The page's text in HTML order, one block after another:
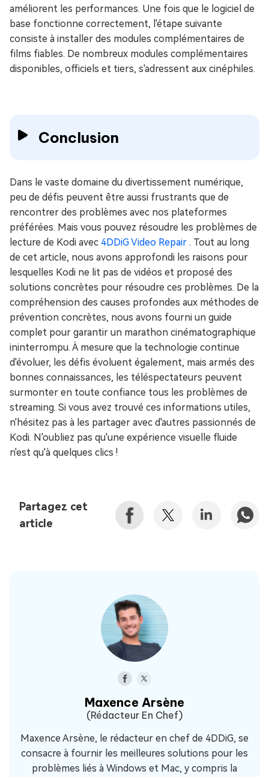
améliorent les performances. Une fois que le logiciel de
base fonctionne correctement, l'étape suivante
consiste à installer des modules complémentaires de
films fiables. De nombreux modules complémentaires
disponibles, officiels et tiers, s'adressent aux cinéphiles.
Conclusion
Dans le vaste domaine du divertissement numérique,
peu de défis peuvent être aussi frustrants que de
rencontrer des problèmes avec nos plateformes
préférées. Mais vous pouvez résoudre les problèmes de
lecture de Kodi avec 4DDiG Video Repair . Tout au long
de cet article, nous avons approfondi les raisons pour
lesquelles Kodi ne lit pas de vidéos et proposé des
solutions concrètes pour résoudre ces problèmes. De la
compréhension des causes profondes aux méthodes de
prévention concrètes, nous avons fourni un guide
complet pour garantir un marathon cinématographique
ininterrompu. À mesure que la technologie continue
d'évoluer, les défis évoluent également, mais armés des
bonnes connaissances, les téléspectateurs peuvent
surmonter en toute confiance tous les problèmes de
streaming. Si vous avez trouvé ces informations utiles,
n'hésitez pas à les partager avec d'autres passionnés de
Kodi. N'oubliez pas qu'une expérience visuelle fluide
n'est qu'à quelques clics !
Partagez cet
article
Maxence Arsène
(Rédacteur En Chef)
Maxence Arsène, le rédacteur en chef de 4DDiG, se
consacre à fournir les meilleures solutions pour les
problèmes liés à Windows et Mac, y compris la